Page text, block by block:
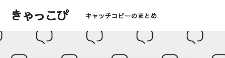
きゃっこぴ キャッチコピーのまとめ